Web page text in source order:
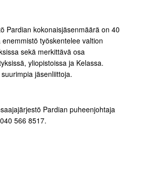
Pardian kokonaisjäsenmäärä on 40
työskentelee valtion
sekä merkittävä osa
yliopistoissa ja Kelassa.
jäsenliittoja.
Pardian puheenjohtaja
566 8517.